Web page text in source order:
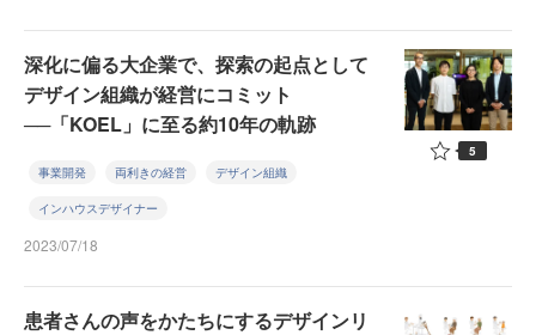
深化に偏る大企業で、探索の起点として
デザイン組織が経営にコミット
──「KOEL」に至る約10年の軌跡
事業開発 両利きの経営 デザイン組織
インハウスデザイナー
2023/07/18
5
患者さんの声をかたちにするデザインリ